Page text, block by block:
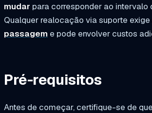
mudar para corresponder ao intervalo
Qualquer realocação via suporte exige
passagem e pode envolver custos
Pré-requisitos
Antes de começar, certifique-se de